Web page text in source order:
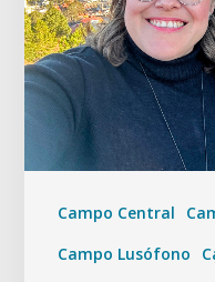
Campo Central
Campo Lusófono